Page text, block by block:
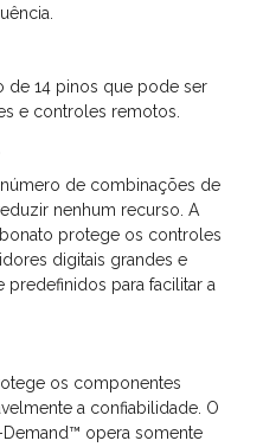
de 14 pinos que pode ser
e controles remotos.
de combinações de
nenhum recurso. A
protege os controles
digitais grandes e
predefinidos para facilitar a
os componentes
a confiabilidade. O
opera somente